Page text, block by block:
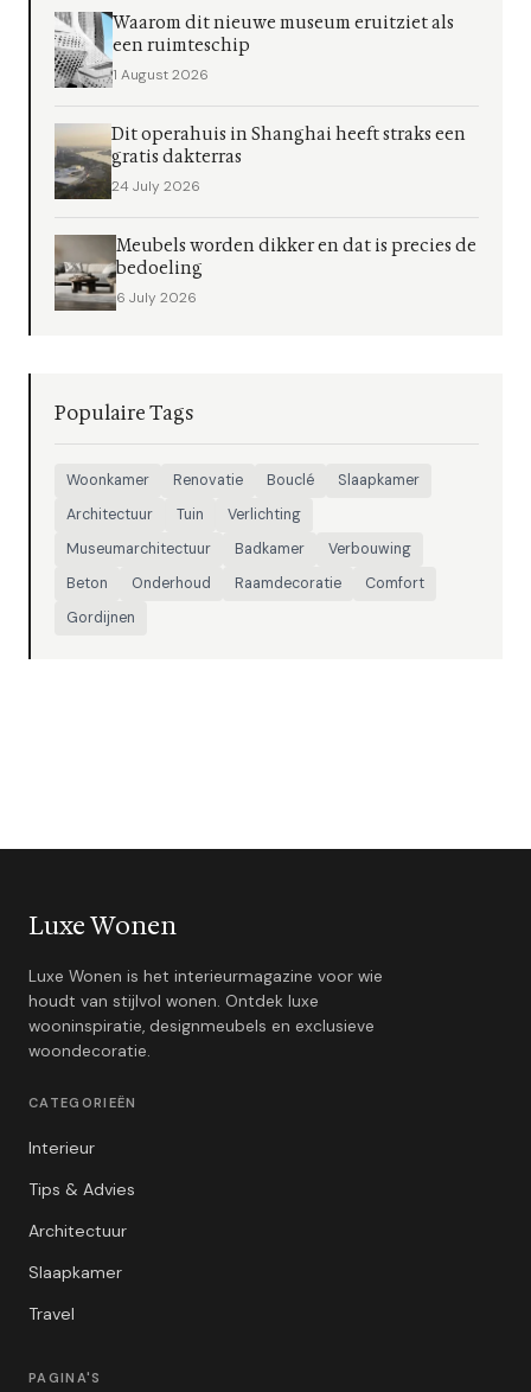
Waarom dit nieuwe museum eruitziet als
een ruimteschip
1 August 2026
Dit operahuis in Shanghai heeft straks een
gratis dakterras
24 July 2026
Meubels worden dikker en dat is precies de
bedoeling
6 July 2026
Populaire Tags
Woonkamer Renovatie Bouclé
Slaapkamer
Architectuur
Tuin
Verlichting
Museumarchitectuur
Badkamer
Verbouwing
Beton
Onderhoud Raamdecoratie
Comfort
Gordijnen
Luxe Wonen
Luxe Wonen is het interieurmagazine voor wie
houdt van stijlvol wonen. Ontdek luxe
wooninspiratie, designmeubels en exclusieve
woondecoratie.
CATEGORIEËN
Interieur
Tips & Advies
Architectuur
Slaapkamer
Travel
PAGINA'S